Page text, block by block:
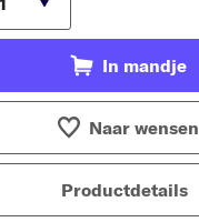
In mandje
Naar wensen
Productdetails